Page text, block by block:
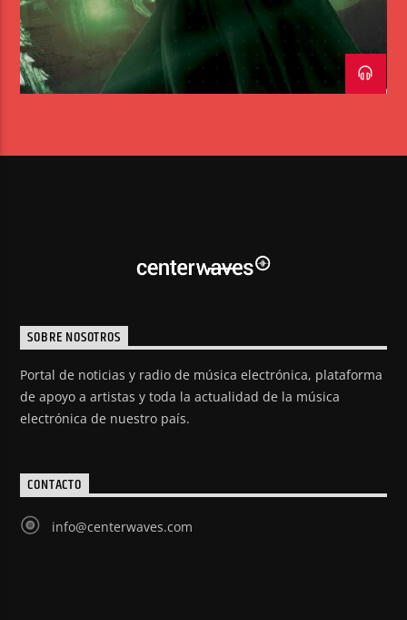
SOBRE NOSOTROS
Portal de noticias y radio de música electrónica, plataforma
de apoyo a artistas y toda la actualidad de la música
electrónica de nuestro país.
CONTACTO
info@centerwaves.com